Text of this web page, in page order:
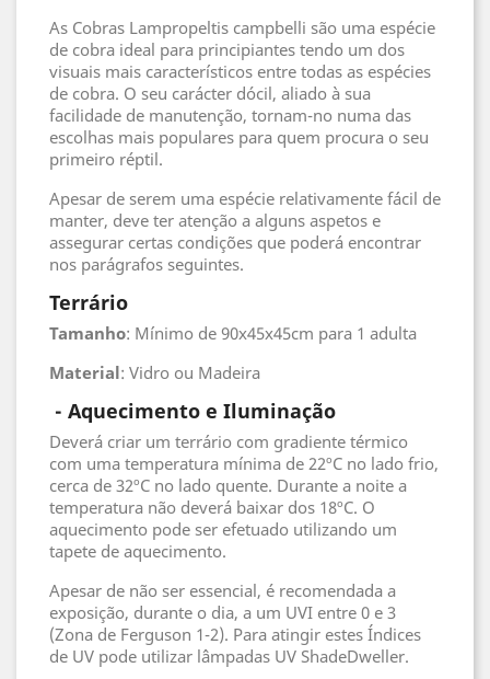
As Cobras Lampropeltis campbelli são uma espécie
de cobra ideal para principiantes tendo um dos
visuais mais característicos entre todas as espécies
de cobra. O seu carácter dócil, aliado à sua
facilidade de manutenção, tornam-no numa das
escolhas mais populares para quem procura o seu
primeiro réptil.
Apesar de serem uma espécie relativamente fácil de
manter, deve ter atenção a alguns aspetos e
assegurar certas condições que poderá encontrar
nos parágrafos seguintes.
Terrário
Tamanho: Mínimo de 90x45x45cm para 1 adulta
Material: Vidro ou Madeira
- Aquecimento e Iluminação
Deverá criar um terrário com gradiente térmico
com uma temperatura mínima de 22ºC no lado frio,
cerca de 32ºC no lado quente. Durante a noite a
temperatura não deverá baixar dos 18ºC. O
aquecimento pode ser efetuado utilizando um
tapete de aquecimento.
Apesar de não ser essencial, é recomendada a
exposição, durante o dia, a um UVI entre 0 e 3
(Zona de Ferguson 1-2). Para atingir estes Índices
de UV pode utilizar lâmpadas UV ShadeDweller.